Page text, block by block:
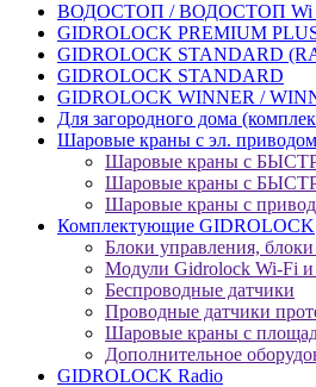
ВОДОСТОП / ВОДОСТОП Wi -
GIDROLOCK PREMIUM
GIDROLOCK STANDARD
GIDROLOCK STANDARD
GIDROLOCK WINNER /
Для загородного дома
Шаровые краны с эл. приводом
Шаровые краны с
Шаровые краны с
Шаровые краны с
Комплектующие GIDROLOCK
Блоки управления,
Модули Gidrolock Wi-Fi
Беспроводные датчики
Проводные датчики
Шаровые краны с
Дополнительное
GIDROLOCK Radio